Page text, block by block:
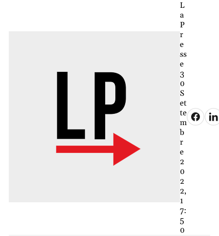
L
a
P
r
e
ss
e
3
0
S
et
te
m
b
r
e
2
0
2
2,
1
7:
5
0